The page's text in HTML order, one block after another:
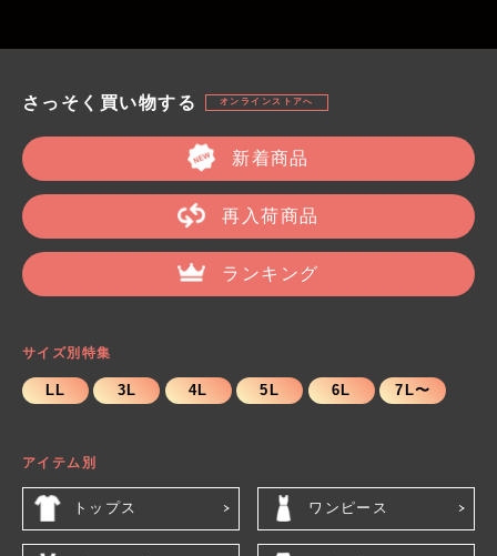
さっそく買い物する オンラインストアへ
新着商品
再入荷商品
ランキング
サイズ別特集
LL 3L 4L 5L 6L 7L〜
アイテム別
トップス ワンピース